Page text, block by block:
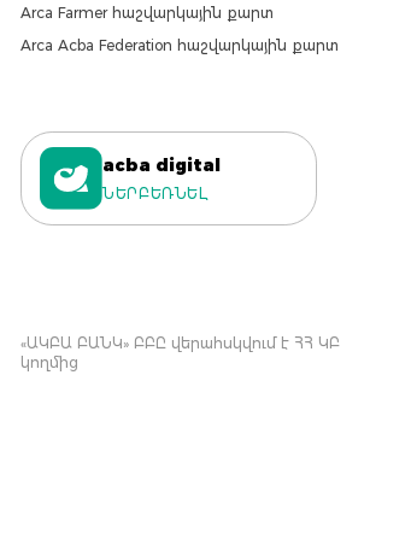
Arca Farmer հաշվարկային քարտ
Arca Acba Federation հաշվարկային քարտ
acba digital
ՆԵՐԲԵՌՆԵԼ
«ԱԿԲԱ ԲԱՆԿ» ԲԲԸ վերահսկվում է ՀՀ ԿԲ
կողմից